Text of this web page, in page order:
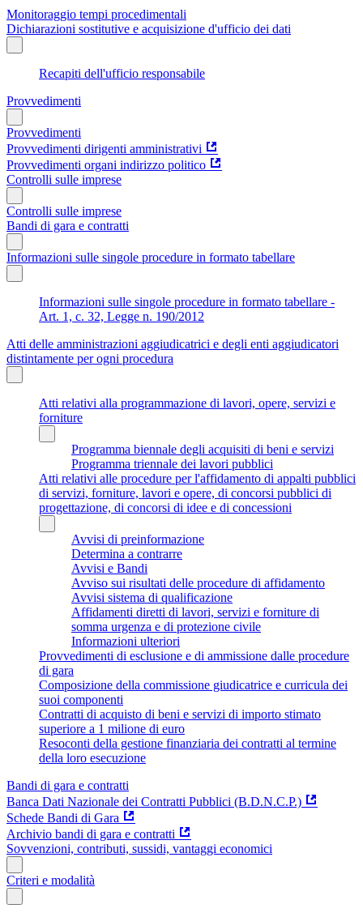
Monitoraggio tempi procedimentali
Dichiarazioni sostitutive e acquisizione d'ufficio dei dati
Recapiti dell'ufficio responsabile
Provvedimenti
Provvedimenti
Provvedimenti dirigenti amministrativi
Provvedimenti organi indirizzo politico
Controlli sulle imprese
Controlli sulle imprese
Bandi di gara e contratti
Informazioni sulle singole procedure in formato tabellare
Informazioni sulle singole procedure in formato tabellare -
Art. 1, c. 32, Legge n. 190/2012
Atti delle amministrazioni aggiudicatrici e degli enti aggiudicatori
distintamente per ogni procedura
Atti relativi alla programmazione di lavori, opere, servizi e
forniture
Programma biennale degli acquisiti di beni e servizi
Programma triennale dei lavori pubblici
Atti relativi alle procedure per l'affidamento di appalti pubblici
di servizi, forniture, lavori e opere, di concorsi pubblici di
progettazione, di concorsi di idee e di concessioni
Avvisi di preinformazione
Determina a contrarre
Avvisi e Bandi
Avviso sui risultati delle procedure di affidamento
Avvisi sistema di qualificazione
Affidamenti diretti di lavori, servizi e forniture di
somma urgenza e di protezione civile
Informazioni ulteriori
Provvedimenti di esclusione e di ammissione dalle procedure
di gara
Composizione della commissione giudicatrice e curricula dei
suoi componenti
Contratti di acquisto di beni e servizi di importo stimato
superiore a 1 milione di euro
Resoconti della gestione finanziaria dei contratti al termine
della loro esecuzione
Bandi di gara e contratti
Banca Dati Nazionale dei Contratti Pubblici (B.D.N.C.P.)
Schede Bandi di Gara
Archivio bandi di gara e contratti
Sovvenzioni, contributi, sussidi, vantaggi economici
Criteri e modalità